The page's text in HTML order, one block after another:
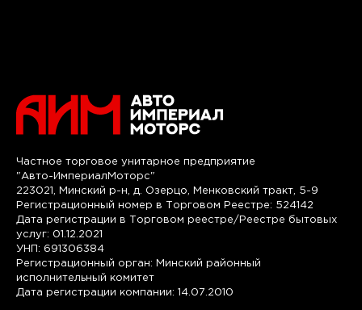
Частное торговое унитарное предприятие
"Авто-ИмпериалМоторс"
223021, Минский р-н, д. Озерцо, Менковский тракт, 5-9
Регистрационный номер в Торговом Реестре: 524142
Дата регистрации в Торговом реестре/Реестре бытовых
услуг: 01.12.2021
УНП: 691306384
Регистрационный орган: Минский районный
исполнительный комитет
Дата регистрации компании: 14.07.2010